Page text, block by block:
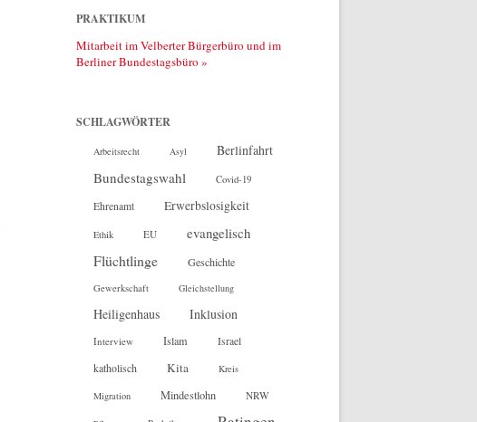
PRAKTIKUM
Mitarbeit im Velberter Bürgerbüro und im
Berliner Bundestagsbüro »
SCHLAGWÖRTER
Arbeitsrecht Asyl Berlinfahrt
Bundestagswahl Covid-19
Ehrenamt Erwerbslosigkeit
Ethik EU evangelisch
Flüchtlinge Geschichte
Gewerkschaft Gleichstellung
Heiligenhaus Inklusion
Interview Islam Israel
katholisch Kita Kreis
Migration Mindestlohn NRW